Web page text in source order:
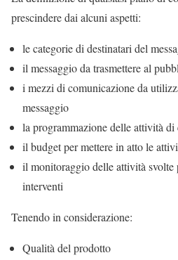
prescindere dai alcuni aspetti:
le categorie di destinatari del
il messaggio da trasmettere al
i mezzi di comunicazione da
messaggio
la programmazione delle attività di
il budget per mettere in atto le
il monitoraggio delle attività svolte
interventi
Tenendo in considerazione:
Qualità del prodotto